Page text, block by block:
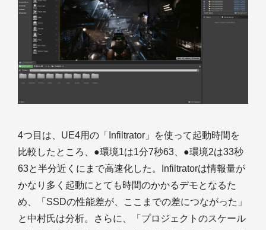
4つ目は、UE4用の「Infiltrator」を使って起動時間を
比較したところ、●環境1は1分7秒63、●環境2は33秒
63と半分近くにまで高速化した。Infiltratorは情報量が
かなり多く起動にとても時間のかかるデモとなるた
め、「SSDの性能差が、ここまでの差につながった」
と中村氏は分析。さらに、「プロジェクトのスケール